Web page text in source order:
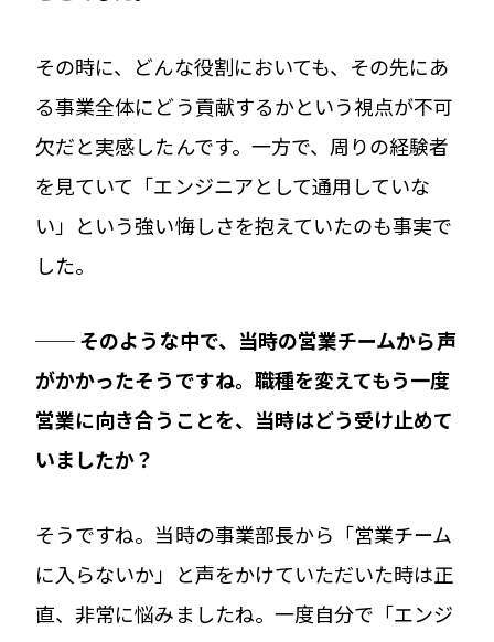
その時に、どんな役割においても、その先にあ
る事業全体にどう貢献するかという視点が不可
欠だと実感したんです。一方で、周りの経験者
を見ていて「エンジニアとして通用していな
い」という強い悔しさを抱えていたのも事実で
した。
── そのような中で、当時の営業チームから声
がかかったそうですね。職種を変えてもう一度
営業に向き合うことを、当時はどう受け止めて
いましたか？
そうですね。当時の事業部長から「営業チーム
に入らないか」と声をかけていただいた時は正
直、非常に悩みましたね。一度自分で「エンジ